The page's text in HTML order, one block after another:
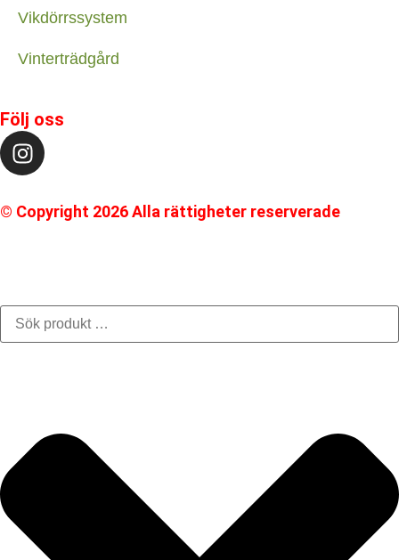
Vikdörrssystem
Vinterträdgård
Följ oss
© Copyright 2026 Alla rättigheter reserverade